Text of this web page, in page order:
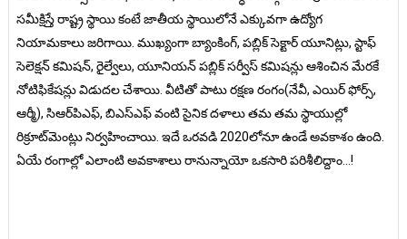
సమీక్షిస్తే రాష్ట్ర స్థాయి కంటే జాతీయ స్థాయిలోనే ఎక్కువగా ఉద్యోగ
నియామకాలు జరిగాయి. ముఖ్యంగా బ్యాంకింగ్‌, పబ్లిక్‌ సెక్టార్‌ యూనిట్లు, స్టాఫ్‌
సెలెక్షన్‌ కమిషన్‌, రైల్వేలు, యూనియన్‌ పబ్లిక్‌ సర్వీస్‌ కమిషన్లు ఆశించిన మేరకే
నోటిఫికేషన్లు విడుదల చేశాయి. వీటితో పాటు రక్షణ రంగం(నేవీ, ఎయిర్‌ ఫోర్స్‌,
ఆర్మీ), సిఆర్‌పిఎఫ్‌, బిఎస్ఎఫ్ వంటి సైనిక దళాలు తమ తమ స్థాయుల్లో
రిక్రూట్‌మెంట్లు నిర్వహించాయి. ఇదే ఒరవడి 2020లోనూ ఉండే అవకాశం ఉంది.
ఏయే రంగాల్లో ఎలాంటి అవకాశాలు రానున్నాయో ఒకసారి పరిశీలిద్దాం...!